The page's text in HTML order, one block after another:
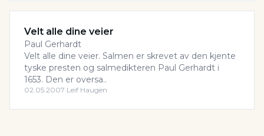
Velt alle dine veier
Paul Gerhardt
Velt alle dine veier. Salmen er skrevet av den kjente
tyske presten og salmedikteren Paul Gerhardt i
1653. Den er oversa..
02.05.2007·Leif Haugen